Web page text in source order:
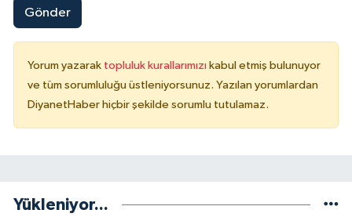
Gönder
Yorum yazarak topluluk kurallarımızı kabul etmiş bulunuyor
ve tüm sorumluluğu üstleniyorsunuz. Yazılan yorumlardan
DiyanetHaber hiçbir şekilde sorumlu tutulamaz.
Yükleniyor...